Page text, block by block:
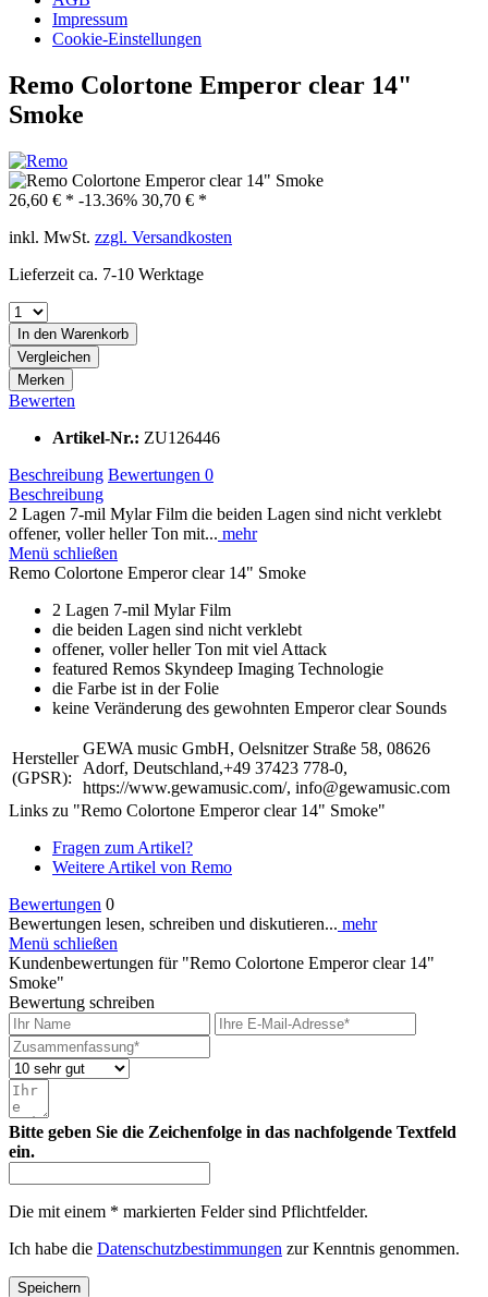
Impressum
Cookie-Einstellungen
Remo Colortone Emperor clear 14"
Smoke
26,60 € * -13.36% 30,70 € *
inkl. MwSt. zzgl. Versandkosten
Lieferzeit ca. 7-10 Werktage
In den Warenkorb
Vergleichen
Merken
Bewerten
Artikel-Nr.: ZU126446
Beschreibung Bewertungen 0
Beschreibung
2 Lagen 7-mil Mylar Film die beiden Lagen sind nicht verklebt
offener, voller heller Ton mit... mehr
Menü schließen
Remo Colortone Emperor clear 14" Smoke
2 Lagen 7-mil Mylar Film
die beiden Lagen sind nicht verklebt
offener, voller heller Ton mit viel Attack
featured Remos Skyndeep Imaging Technologie
die Farbe ist in der Folie
keine Veränderung des gewohnten Emperor clear Sounds
Hersteller
(GPSR):
GEWA music GmbH, Oelsnitzer Straße 58, 08626
Adorf, Deutschland,+49 37423 778-0,
https://www.gewamusic.com/, info@gewamusic.com
Links zu "Remo Colortone Emperor clear 14" Smoke"
Fragen zum Artikel?
Weitere Artikel von Remo
Bewertungen 0
Bewertungen lesen, schreiben und diskutieren... mehr
Menü schließen
Kundenbewertungen für "Remo Colortone Emperor clear 14"
Smoke"
Bewertung schreiben
Bitte geben Sie die Zeichenfolge in das nachfolgende Textfeld
ein.
Die mit einem * markierten Felder sind Pflichtfelder.
Ich habe die Datenschutzbestimmungen zur Kenntnis genommen.
Speichern